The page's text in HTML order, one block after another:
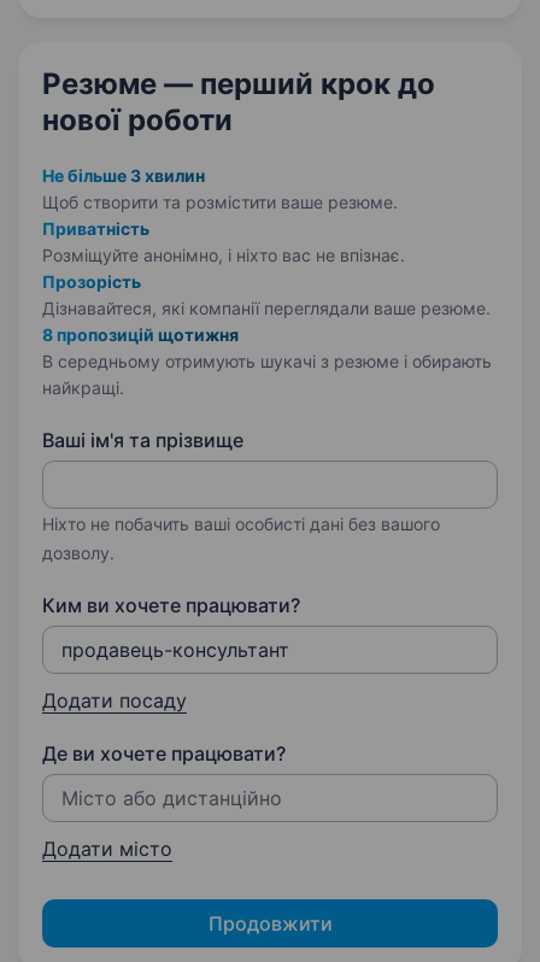
Резюме — перший крок до
нової роботи
Не більше 3 хвилин
Щоб створити та розмістити ваше резюме.
Приватність
Розміщуйте анонімно, і ніхто вас не впізнає.
Прозорість
Дізнавайтеся, які компанії переглядали ваше резюме.
8 пропозицій щотижня
В середньому отримують шукачі з резюме і обирають
найкращі.
Ваші ім'я та прізвище
Ніхто не побачить ваші особисті дані без вашого
дозволу.
Ким ви хочете працювати?
Додати посаду
Де ви хочете працювати?
Додати місто
Продовжити